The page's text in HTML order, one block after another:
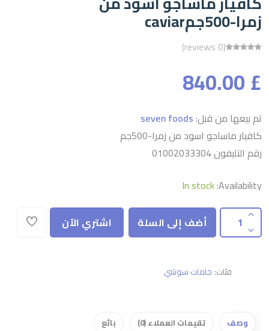
زمرا-500جمcaviar
(0 reviews)
£ 840.00
تم بيعها من قبل:seven foods
كافيار ماساجو اسود من زمرا-500جم
رقم التليفون 01002033304
Availability:
In stock
أضف إلى السلة اشتري الآن
فئات: خامات سوشي
وصف تقيمات العملاء (0) بائع